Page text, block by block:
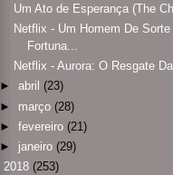
Um Ato de Esperança (The
Netflix - Um Homem De
Fortuna...
Netflix - Aurora: O Resgate
► abril (23)
► março (28)
► fevereiro (21)
► janeiro (29)
2018 (253)